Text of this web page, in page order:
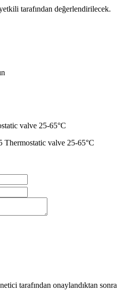
tarafından değerlendirilecek.
valve 25-65°C
valve 25-65°C
tarafından onaylandıktan sonra